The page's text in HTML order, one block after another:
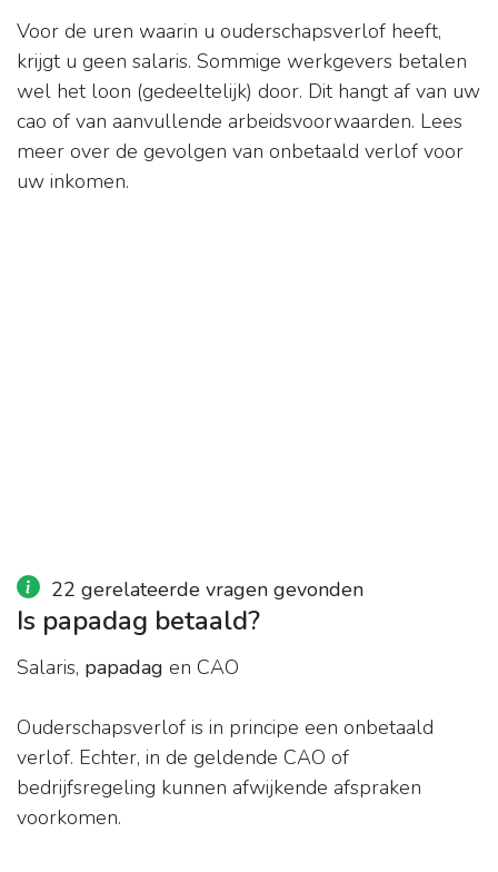
Voor de uren waarin u ouderschapsverlof heeft,
krijgt u geen salaris. Sommige werkgevers betalen
wel het loon (gedeeltelijk) door. Dit hangt af van uw
cao of van aanvullende arbeidsvoorwaarden. Lees
meer over de gevolgen van onbetaald verlof voor
uw inkomen.
22 gerelateerde vragen gevonden
Is papadag betaald?
Salaris, papadag en CAO
Ouderschapsverlof is in principe een onbetaald
verlof. Echter, in de geldende CAO of
bedrijfsregeling kunnen afwijkende afspraken
voorkomen.